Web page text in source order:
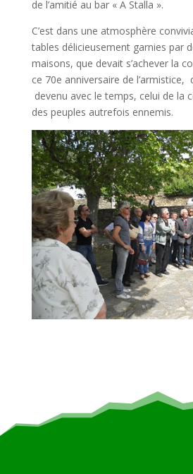
de l’amitié au bar « A Stalla ».
C’est dans une atmosphère
tables délicieusement garnies par
maisons, que devait s’achever la
ce 70e anniversaire de l’armistice,
devenu avec le temps, celui de la
des peuples autrefois ennemis.